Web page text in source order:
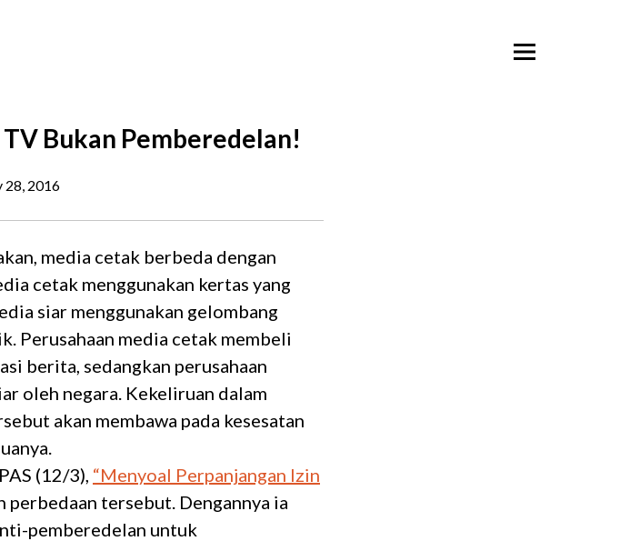
Bukan Pemberedelan!
28, 2016
media cetak berbeda dengan
cetak menggunakan kertas yang
siar menggunakan gelombang
Perusahaan media cetak membeli
berita, sedangkan perusahaan
oleh negara. Kekeliruan dalam
akan membawa pada kesesatan
(12/3), “Menyoal Perpanjangan Izin
perbedaan tersebut. Dengannya ia
pemberedelan untuk